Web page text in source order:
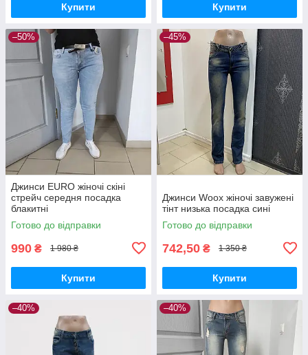
Купити Купити
–50%
Джинси EURO жіночі скіні
стрейч середня посадка
блакитні
Готово до відправки
990 ₴ 1 980 ₴
Купити
–45%
Джинси Woox жіночі завужені
тінт низька посадка сині
Готово до відправки
742,50 ₴ 1 350 ₴
Купити
–40% –40%